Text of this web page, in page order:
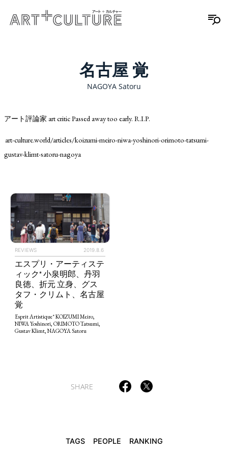
TAGS PEOPLE
名古屋 覚
NAGOYA Satoru
アート評論家 art critic Passed away too early. R.I.P.
art-culture.world/articles/koizumi-meiro-niwa-yoshinori-orimoto-tatsumi-
gustav-klimt-satoru-nagoya
REVIEWS 2019.8.6
エスプリ・アーティステ
ィック* 小泉明郎、丹羽
良徳、折元 立身、グス
タフ・クリムト、名古屋
覚
Esprit Artistique* KOIZUMI Meiro,
NIWA Yoshinori, ORIMOTO Tatsumi,
Gustav Klimt, NAGOYA Satoru
SHARE
TAGS PEOPLE RANKING